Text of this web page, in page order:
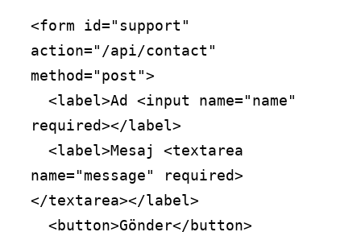
<form id="support"
action="/api/contact"
method="post">
required></label>
name="message" required>
</textarea></label>